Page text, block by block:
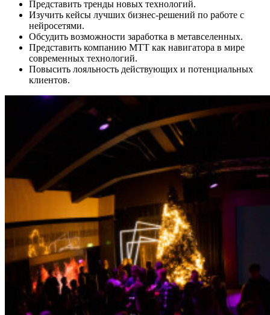
Представить тренды новых технологий.
Изучить кейсы лучших бизнес-решений по работе с
нейросетями.
Обсудить возможности заработка в метавселенных.
Представить компанию МТТ как навигатора в мире
современных технологий.
Повысить лояльность действующих и потенциальных
клиентов.